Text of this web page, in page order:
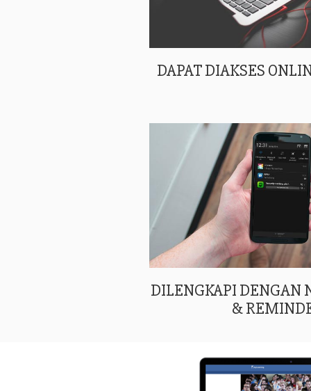
DAPAT DIAKSES
DILENGKAPI DENGAN
&